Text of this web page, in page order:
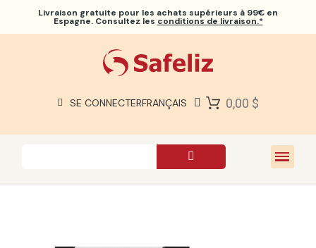
Livraison gratuite pour les achats supérieurs à 99€ en
Espagne. Consultez les conditions de livraison.*
SE CONNECTERFRANÇAIS 0,00 $
À PROPOS DE NOUS